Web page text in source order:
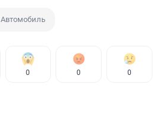
Автомобиль
0 0 0